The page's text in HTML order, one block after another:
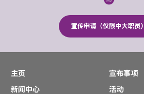
宣传申请（仅限中大职员）
主页
宣布事项
新闻中心
活动